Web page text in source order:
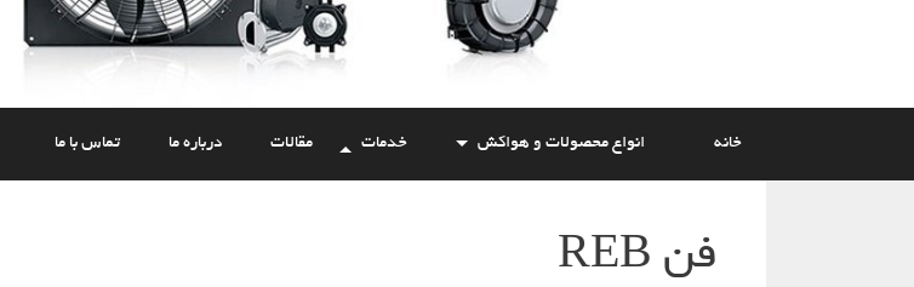
خانه انواع محصولات و هواکش خدمات مقالات درباره ما تماس با ما
فن REB